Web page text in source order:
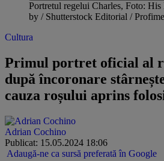
Portretul regelui Charles, Foto:
by / Shutterstock Editorial /
Cultura
Primul portret oficial al
după încoronare
cauza roșului aprins
Adrian Cochino
Publicat: 15.05.2024 18:06
Adaugă-ne ca sursă preferată în Google